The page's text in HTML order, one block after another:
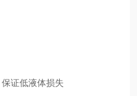
证低液体损失